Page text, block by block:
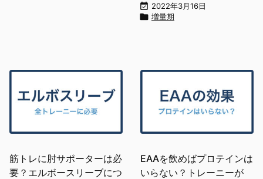
 2022年3月16日
 増量期
筋トレに肘サポーターは必
要？エルボースリーブにつ
EAAを飲めばプロテインは
いらない？トレーニーが